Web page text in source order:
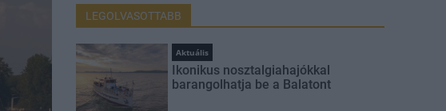
LEGOLVASOTTABB
Aktuális
Ikonikus nosztalgiahajókkal
barangolhatja be a Balatont